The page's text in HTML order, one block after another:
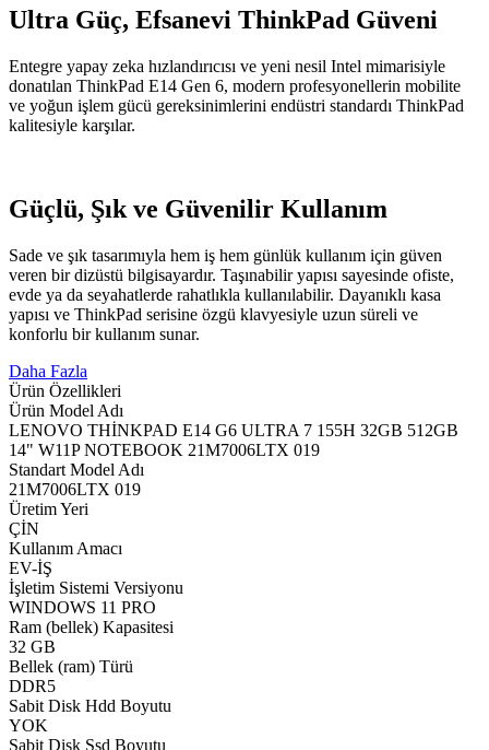
Ultra Güç, Efsanevi ThinkPad Güveni
Entegre yapay zeka hızlandırıcısı ve yeni nesil Intel mimarisiyle
donatılan ThinkPad E14 Gen 6, modern profesyonellerin mobilite
ve yoğun işlem gücü gereksinimlerini endüstri standardı ThinkPad
kalitesiyle karşılar.
Güçlü, Şık ve Güvenilir Kullanım
Sade ve şık tasarımıyla hem iş hem günlük kullanım için güven
veren bir dizüstü bilgisayardır. Taşınabilir yapısı sayesinde ofiste,
evde ya da seyahatlerde rahatlıkla kullanılabilir. Dayanıklı kasa
yapısı ve ThinkPad serisine özgü klavyesiyle uzun süreli ve
konforlu bir kullanım sunar.
Daha Fazla
Ürün Özellikleri
Ürün Model Adı
LENOVO THİNKPAD E14 G6 ULTRA 7 155H 32GB 512GB
14" W11P NOTEBOOK 21M7006LTX 019
Standart Model Adı
21M7006LTX 019
Üretim Yeri
ÇİN
Kullanım Amacı
EV-İŞ
İşletim Sistemi Versiyonu
WINDOWS 11 PRO
Ram (bellek) Kapasitesi
32 GB
Bellek (ram) Türü
DDR5
Sabit Disk Hdd Boyutu
YOK
Sabit Disk Ssd Boyutu